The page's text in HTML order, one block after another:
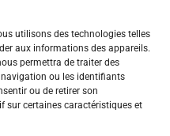
utilisons des technologies telles
aux informations des appareils.
permettra de traiter des
ou les identifiants
ou de retirer son
sur certaines caractéristiques et